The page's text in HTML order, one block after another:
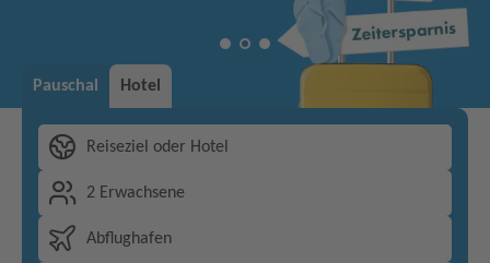
Pauschal Hotel
Reiseziel oder Hotel
2 Erwachsene
Abflughafen